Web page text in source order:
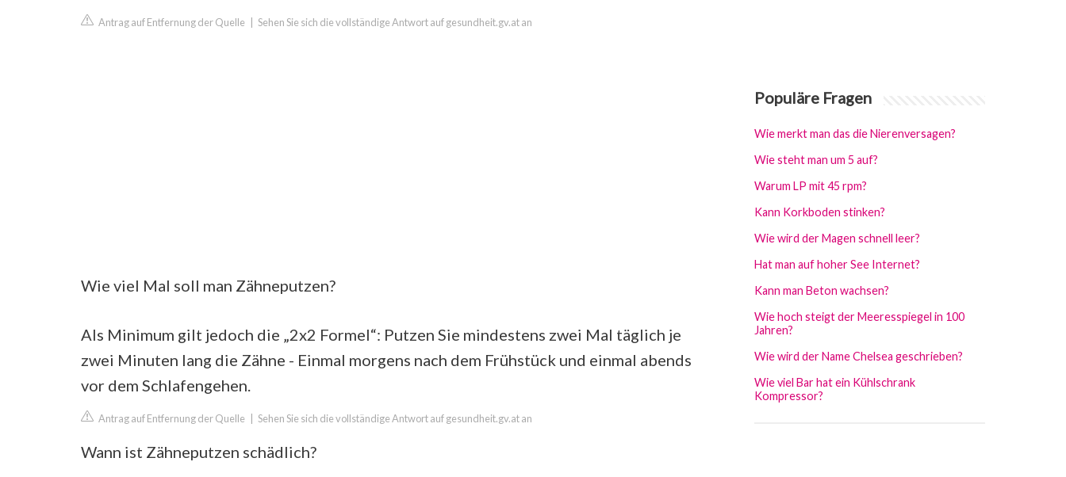
Antrag auf Entfernung der Quelle Sehen Sie sich die vollständige Antwort auf gesundheit.gv.at an
Wie viel Mal soll man Zähneputzen?
Als Minimum gilt jedoch die „2x2 Formel“: Putzen Sie mindestens zwei Mal täglich je
zwei Minuten lang die Zähne - Einmal morgens nach dem Frühstück und einmal abends
vor dem Schlafengehen.
Antrag auf Entfernung der Quelle Sehen Sie sich die vollständige Antwort auf gesundheit.gv.at an
Wann ist Zähneputzen schädlich?
Populäre Fragen
Wie merkt man das die Nierenversagen?
Wie steht man um 5 auf?
Warum LP mit 45 rpm?
Kann Korkboden stinken?
Wie wird der Magen schnell leer?
Hat man auf hoher See Internet?
Kann man Beton wachsen?
Wie hoch steigt der Meeresspiegel in 100
Jahren?
Wie wird der Name Chelsea geschrieben?
Wie viel Bar hat ein Kühlschrank
Kompressor?